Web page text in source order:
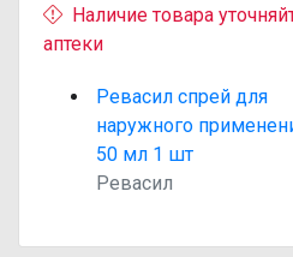
Наличие товара
аптеки
Ревасил спрей для
наружного
50 мл 1 шт
Ревасил